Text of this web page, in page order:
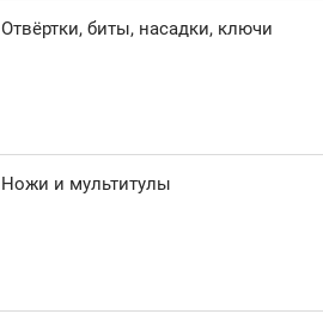
Отвёртки, биты, насадки, ключи
Ножи и мультитулы